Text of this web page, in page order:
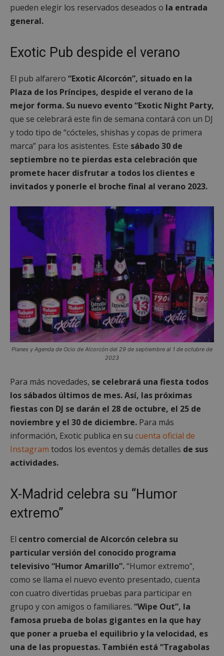
pueden elegir los reservados deseados o la entrada
general.
Exotic Pub despide el verano
El pub alfarero “Exotic Alcorcón”, situado en la
Plaza de los Príncipes, despide el verano de la
mejor forma. Su nuevo evento “Exotic Night Party,
que se celebrará este fin de semana contará con un DJ
y todo tipo de “cócteles, shishas y copas de primera
marca” para los asistentes. Este sábado 30 de
septiembre no te pierdas esta celebración que
promete hacer disfrutar a todos los clientes e
invitados y ponerle el broche final al verano 2023.
Planes y Agenda de Ocio de Alcorcón del 29 de septiembre al 1 de octubre de
2023
Para más novedades, se celebrará una fiesta todos
los sábados últimos de mes. Así, las próximas
fiestas con DJ se darán el 28 de octubre, el 25 de
noviembre y el 30 de diciembre. Para más
información, Exotic publica en su cuenta oficial de
Instagram todos los eventos y demás detalles de sus
actividades.
X-Madrid celebra su “Humor
extremo”
El centro comercial de Alcorcón celebra su
particular versión del conocido programa
televisivo “Humor Amarillo”.“Humor extremo”,
como se llama el nuevo evento presentado, cuenta
con cuatro divertidas pruebas para participar en
grupo y con amigos o familiares. “Wipe Out”, la
famosa prueba de bolas gigantes en la que hay
que poner a prueba el equilibrio y la velocidad, es
una de las propuestas. También está “Tragabolas